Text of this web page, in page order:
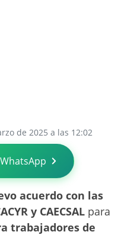
de 2025 a las 12:02
acuerdo con las
y CAECSAL para
trabajadores de